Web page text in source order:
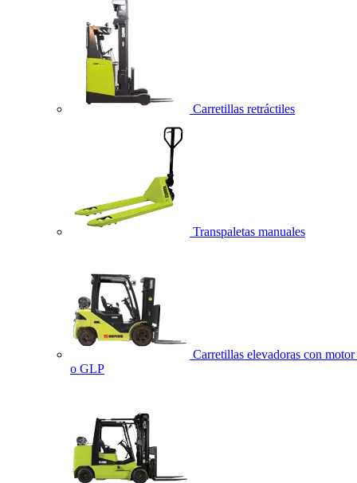
Carretillas retráctiles
Transpaletas manuales
Carretillas elevadoras con motor
o GLP